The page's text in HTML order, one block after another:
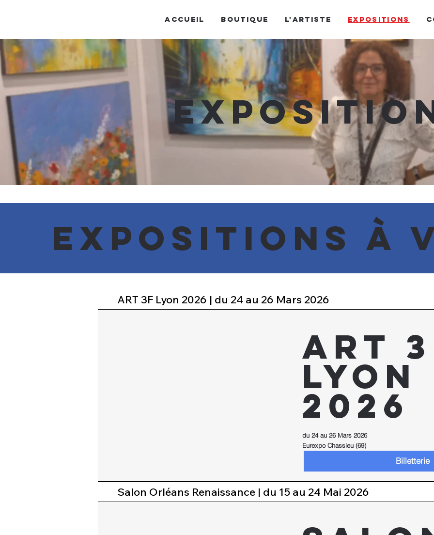
ACCUEIL BOUTIQUE L'ARTISTE EXPOSITIONS
Expositions à
ART 3F Lyon 2026 | du 24 au 26 Mars 2026
ART
Lyon
2026
du 24 au 26 Mars 2026
Eurexpo Chassieu (69)
Billetterie
Salon Orléans Renaissance | du 15 au 24 Mai 2026